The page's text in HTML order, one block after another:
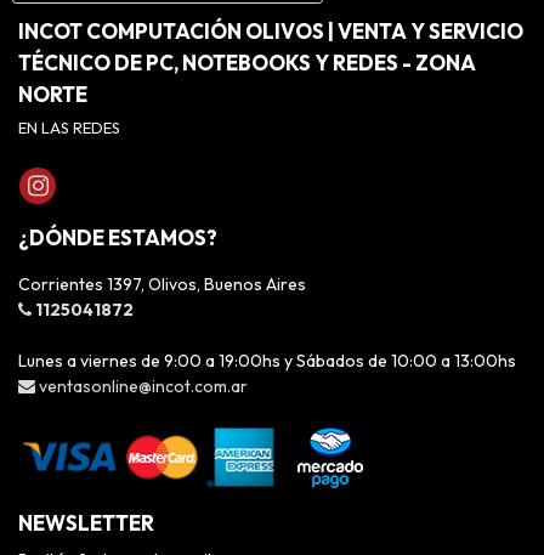
INCOT COMPUTACIÓN OLIVOS | VENTA Y SERVICIO
TÉCNICO DE PC, NOTEBOOKS Y REDES - ZONA
NORTE
EN LAS REDES
¿DÓNDE ESTAMOS?
Corrientes 1397, Olivos, Buenos Aires
1125041872
Lunes a viernes de 9:00 a 19:00hs y Sábados de 10:00 a 13:00hs
ventasonline@incot.com.ar
NEWSLETTER